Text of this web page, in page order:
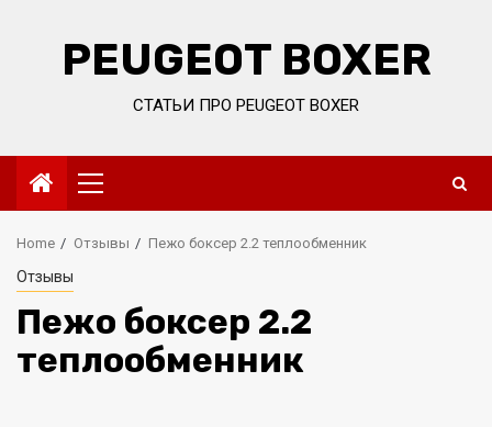
PEUGEOT BOXER
СТАТЬИ ПРО PEUGEOT BOXER
Primary
Menu
Home Отзывы Пежо боксер 2.2 теплообменник
Отзывы
Пежо боксер 2.2
теплообменник